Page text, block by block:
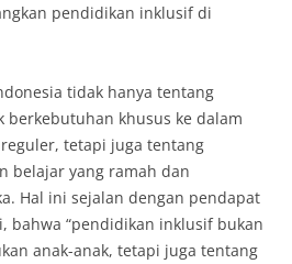
pendidikan inklusif di
tidak hanya tentang
berkebutuhan khusus ke dalam
tetapi juga tentang
belajar yang ramah dan
Hal ini sejalan dengan pendapat
bahwa “pendidikan inklusif bukan
anak-anak, tetapi juga tentang